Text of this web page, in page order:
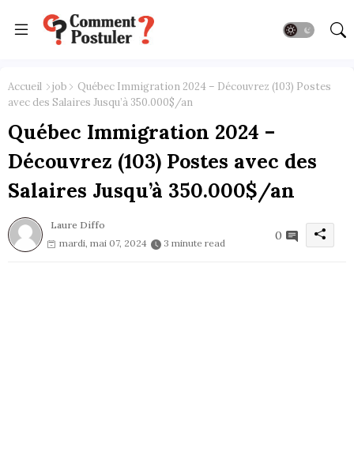
Accueil job
Québec Immigration 2024 – Découvrez (103) Postes
avec des Salaires Jusqu’à 350.000$/an
Québec Immigration 2024 –
Découvrez (103) Postes avec des
Salaires Jusqu’à 350.000$/an
Laure Diffo
mardi, mai 07, 2024
3 minute read
0